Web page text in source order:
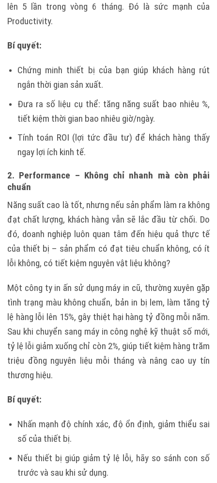
lên 5 lần trong vòng 6 tháng. Đó là sức mạnh của
Productivity.
Bí quyết:
Chứng minh thiết bị của bạn giúp khách hàng rút
ngắn thời gian sản xuất.
Đưa ra số liệu cụ thể: tăng năng suất bao nhiêu %,
tiết kiệm thời gian bao nhiêu giờ/ngày.
Tính toán ROI (lợi tức đầu tư) để khách hàng thấy
ngay lợi ích kinh tế.
2. Performance – Không chỉ nhanh mà còn phải
chuẩn
Năng suất cao là tốt, nhưng nếu sản phẩm làm ra không
đạt chất lượng, khách hàng vẫn sẽ lắc đầu từ chối. Do
đó, doanh nghiệp luôn quan tâm đến hiệu quả thực tế
của thiết bị – sản phẩm có đạt tiêu chuẩn không, có ít
lỗi không, có tiết kiệm nguyên vật liệu không?
Một công ty in ấn sử dụng máy in cũ, thường xuyên gặp
tình trạng màu không chuẩn, bản in bị lem, làm tăng tỷ
lệ hàng lỗi lên 15%, gây thiệt hại hàng tỷ đồng mỗi năm.
Sau khi chuyển sang máy in công nghệ kỹ thuật số mới,
tỷ lệ lỗi giảm xuống chỉ còn 2%, giúp tiết kiệm hàng trăm
triệu đồng nguyên liệu mỗi tháng và nâng cao uy tín
thương hiệu.
Bí quyết:
Nhấn mạnh độ chính xác, độ ổn định, giảm thiểu sai
số của thiết bị.
Nếu thiết bị giúp giảm tỷ lệ lỗi, hãy so sánh con số
trước và sau khi sử dụng.